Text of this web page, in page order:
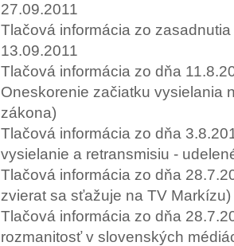
27.09.2011
Tlačová informácia zo
13.09.2011
Tlačová informácia zo dňa
Oneskorenie začiatku vysielania
zákona)
Tlačová informácia zo dňa
vysielanie a retransmisiu -
Tlačová informácia zo dňa
zvierat sa sťažuje na TV Markízu)
Tlačová informácia zo dňa
rozmanitosť v slovenských